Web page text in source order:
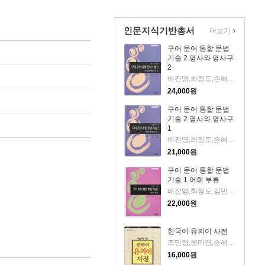
인문지식기반총서
구어 문어 통합 문법
기술 2 명사와 명사구
2
배진영,최정도,손혜옥,김민국 공저
24,000원
구어 문어 통합 문법
기술 2 명사와 명사구
1
21,000원
구어 문어 통합 문법
기술 1 어휘 부류
배진영,최정도,김민국 공저
22,000원
한국어 유의어 사전
조민정,봉미경,손혜옥,전후민 공저
16,000원
더보기